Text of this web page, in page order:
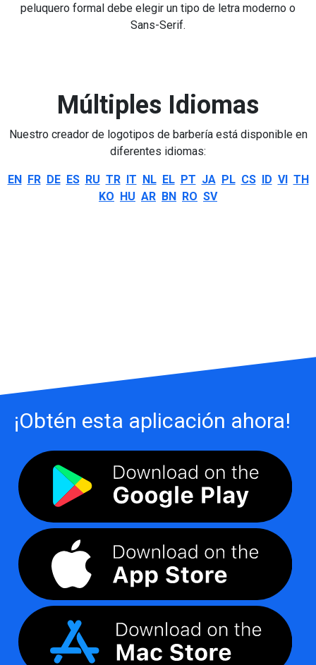
peluquero formal debe elegir un tipo de letra moderno o
Sans-Serif.
Múltiples Idiomas
Nuestro creador de logotipos de barbería está disponible en
diferentes idiomas:
EN FR DE ES RU TR IT NL EL PT JA PL CS ID VI TH
KO HU AR BN RO SV
¡Obtén esta aplicación ahora!